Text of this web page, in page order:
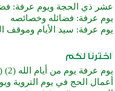
عشر ذي الحجة ويوم عرفة:
يوم عرفة: فضائله وخصائصه
يوم عرفة: سيد الأيام وموقف
يوم عرفة يوم من أيام الله (2) (خطبة)
أعمال الحج في يوم التروية